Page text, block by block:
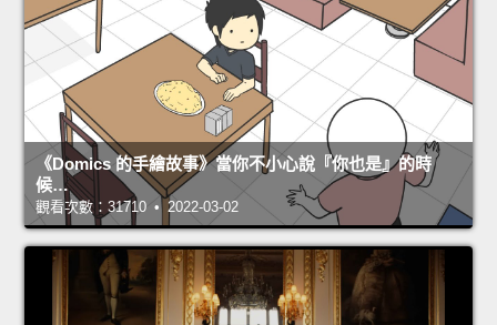
《Domics 的手繪故事》當你不小心說『你也是』的時
候…
觀看次數：31710 • 2022-03-02